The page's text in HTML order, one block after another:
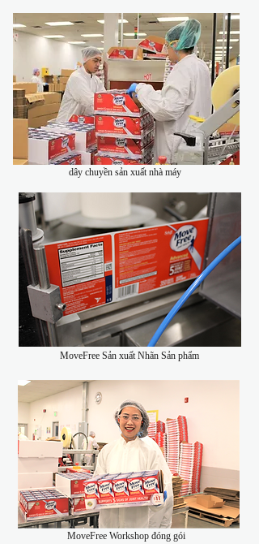
dây chuyền sản xuất nhà máy
MoveFree Sản xuất Nhãn Sản phẩm
MoveFree Workshop đóng gói